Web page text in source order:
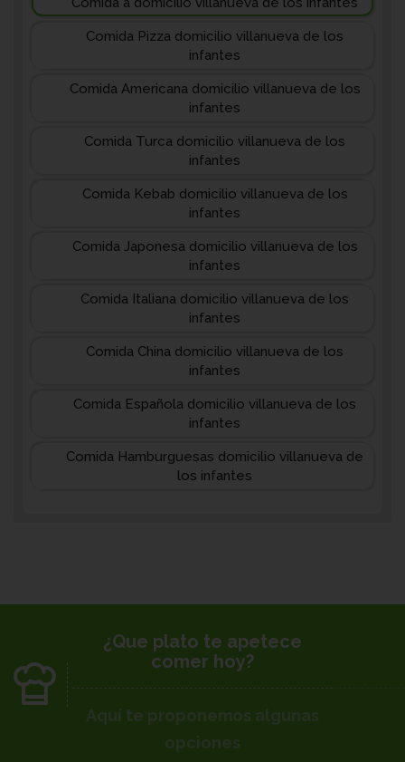
Comida Pizza domicilio villanueva de los
infantes
Comida Americana domicilio villanueva de los
infantes
Comida Turca domicilio villanueva de los
infantes
Comida Kebab domicilio villanueva de los
infantes
Comida Japonesa domicilio villanueva de los
infantes
Comida Italiana domicilio villanueva de los
infantes
Comida China domicilio villanueva de los
infantes
Comida Española domicilio villanueva de los
infantes
Comida Hamburguesas domicilio villanueva de
los infantes
¿Que plato te apetece
comer hoy?